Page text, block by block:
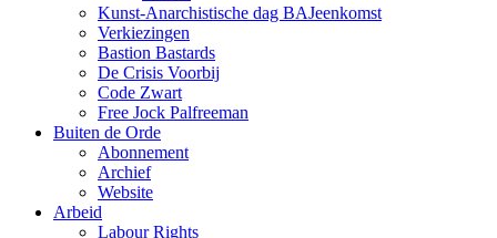
Kunst-Anarchistische dag BAJeenkomst
Verkiezingen
Bastion Bastards
De Crisis Voorbij
Code Zwart
Free Jock Palfreeman
Buiten de Orde
Abonnement
Archief
Website
Arbeid
Labour Rights